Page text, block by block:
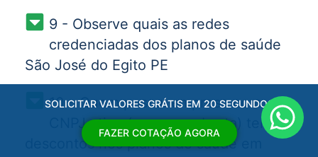
9 - Observe quais as redes
credenciadas dos planos de saúde
São José do Egito PE
10 - Quem possui empresa com
CNPJ ativo (empresa aberta) tem
descontos nos planos de saúde em
SOLICITAR VALORES GRÁTIS EM 20 SEGUNDOS
FAZER COTAÇÃO AGORA